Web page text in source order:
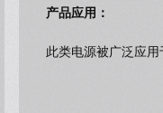
产品应用：
此类电源被广泛应